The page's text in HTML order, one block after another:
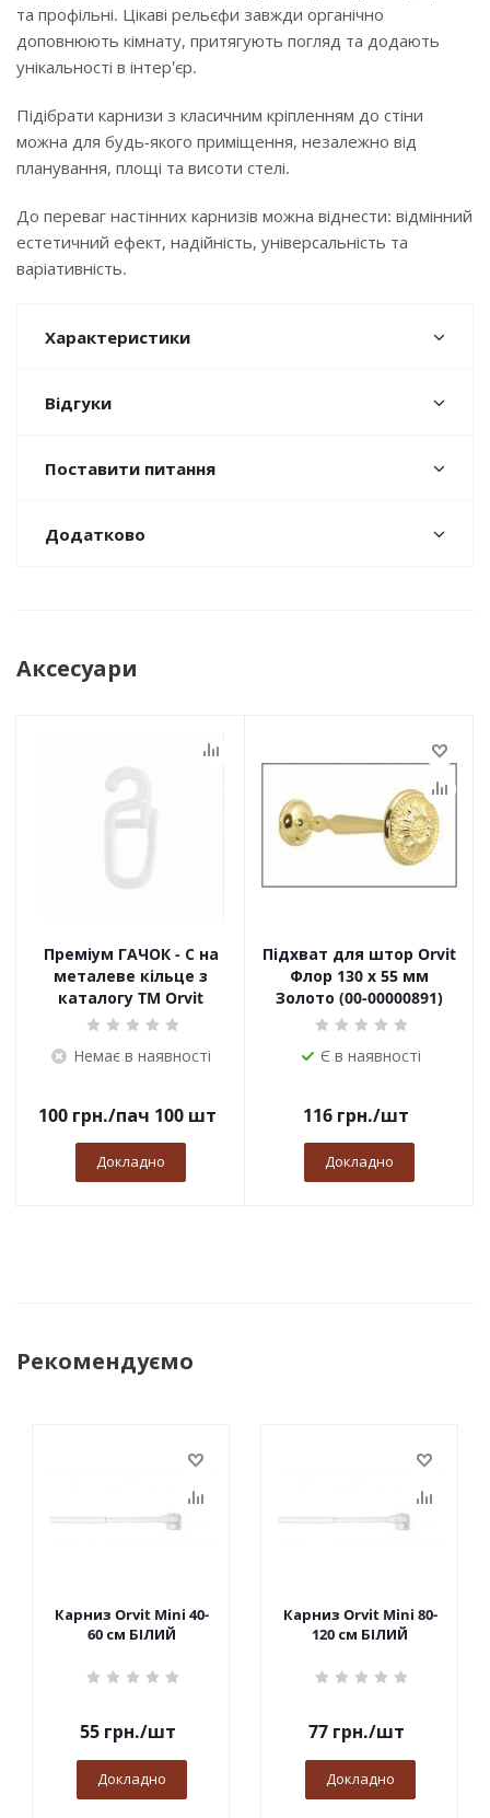
та профільні. Цікаві рельєфи завжди органічно
доповнюють кімнату, притягують погляд та додають
унікальності в інтер'єр.
Підібрати карнизи з класичним кріпленням до стіни
можна для будь-якого приміщення, незалежно від
планування, площі та висоти стелі.
До переваг настінних карнизів можна віднести: відмінний
естетичний ефект, надійність, універсальність та
варіативність.
Характеристики
Відгуки
Поставити питання
Додатково
Аксесуари
Преміум ГАЧОК - С на
металеве кільце з
каталогу TM Orvit
Немає в наявності
100грн./пач 100 шт
Докладно
Підхват для штор Orvit
Флор 130 х 55 мм
Золото (00-00000891)
Є в наявності
116грн./шт
Докладно
Рекомендуємо
Карниз Orvit Mini 40-
60 см БІЛИЙ
55грн./шт
Докладно
Карниз Orvit Mini 80-
120 см БІЛИЙ
77грн./шт
Докладно